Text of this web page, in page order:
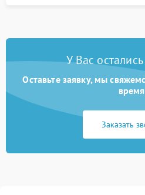
У Вас
Оставьте заявку, мы
время
Заказать